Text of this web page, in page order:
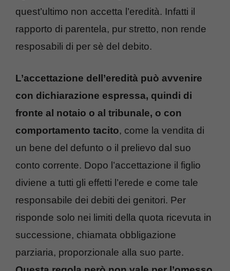
quest’ultimo non accetta l’eredità. Infatti il
rapporto di parentela, pur stretto, non rende
resposabili di per sè del debito.
L’accettazione dell’eredità può avvenire
con dichiarazione espressa, quindi di
fronte al notaio o al tribunale, o con
comportamento tacito, come la vendita di
un bene del defunto o il prelievo dal suo
conto corrente. Dopo l’accettazione il figlio
diviene a tutti gli effetti l’erede e come tale
responsabile dei debiti dei genitori. Per
risponde solo nei limiti della quota ricevuta in
successione, chiamata obbligazione
parziaria, proporzionale alla suo parte.